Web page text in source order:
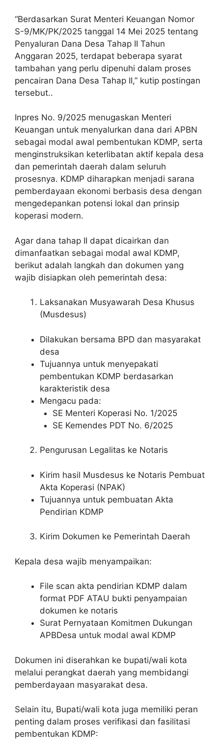
“Berdasarkan Surat Menteri Keuangan Nomor
S-9/MK/PK/2025 tanggal 14 Mei 2025 tentang
Penyaluran Dana Desa Tahap II Tahun
Anggaran 2025, terdapat beberapa syarat
tambahan yang perlu dipenuhi dalam proses
pencairan Dana Desa Tahap II,” kutip postingan
tersebut..
Inpres No. 9/2025 menugaskan Menteri
Keuangan untuk menyalurkan dana dari APBN
sebagai modal awal pembentukan KDMP, serta
menginstruksikan keterlibatan aktif kepala desa
dan pemerintah daerah dalam seluruh
prosesnya. KDMP diharapkan menjadi sarana
pemberdayaan ekonomi berbasis desa dengan
mengedepankan potensi lokal dan prinsip
koperasi modern.
Agar dana tahap II dapat dicairkan dan
dimanfaatkan sebagai modal awal KDMP,
berikut adalah langkah dan dokumen yang
wajib disiapkan oleh pemerintah desa:
Laksanakan Musyawarah Desa Khusus
(Musdesus)
Dilakukan bersama BPD dan masyarakat
desa
Tujuannya untuk menyepakati
pembentukan KDMP berdasarkan
karakteristik desa
Mengacu pada:
SE Menteri Koperasi No. 1/2025
SE Kemendes PDT No. 6/2025
Pengurusan Legalitas ke Notaris
Kirim hasil Musdesus ke Notaris Pembuat
Akta Koperasi (NPAK)
Tujuannya untuk pembuatan Akta
Pendirian KDMP
Kirim Dokumen ke Pemerintah Daerah
Kepala desa wajib menyampaikan:
File scan akta pendirian KDMP dalam
format PDF ATAU bukti penyampaian
dokumen ke notaris
Surat Pernyataan Komitmen Dukungan
APBDesa untuk modal awal KDMP
Dokumen ini diserahkan ke bupati/wali kota
melalui perangkat daerah yang membidangi
pemberdayaan masyarakat desa.
Selain itu, Bupati/wali kota juga memiliki peran
penting dalam proses verifikasi dan fasilitasi
pembentukan KDMP: